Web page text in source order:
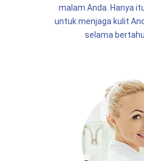
malam Anda. Hanya
untuk menjaga kulit
selama